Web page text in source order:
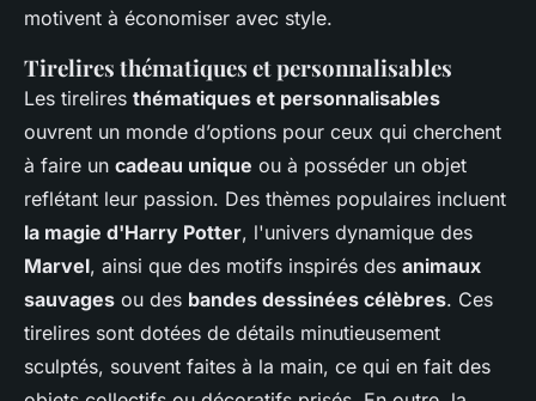
motivent à économiser avec style.
Tirelires thématiques et personnalisables
Les tirelires thématiques et personnalisables
ouvrent un monde d’options pour ceux qui cherchent
à faire un cadeau unique ou à posséder un objet
reflétant leur passion. Des thèmes populaires incluent
la magie d'Harry Potter, l'univers dynamique des
Marvel, ainsi que des motifs inspirés des animaux
sauvages ou des bandes dessinées célèbres. Ces
tirelires sont dotées de détails minutieusement
sculptés, souvent faites à la main, ce qui en fait des